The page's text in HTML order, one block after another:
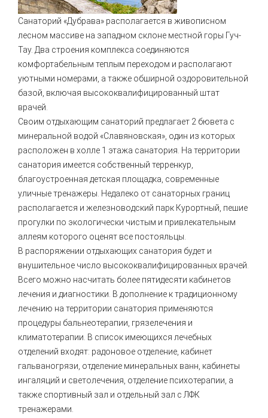
Санаторий «Дубрава» располагается в живописном
лесном массиве на западном склоне местной горы Гуч-
Тау. Два строения комплекса соединяются
комфортабельным теплым переходом и располагают
уютными номерами, а также обширной оздоровительной
базой, включая высококвалифицированный штат
врачей.
Своим отдыхающим санаторий предлагает 2 бювета с
минеральной водой «Славяновская», один из которых
расположен в холле 1 этажа санатория. На территории
санатория имеется собственный терренкур,
благоустроенная детская площадка, современные
уличные тренажеры. Недалеко от санаторных границ
располагается и железноводский парк Курортный, пешие
прогулки по экологически чистым и привлекательным
аллеям которого оценят все постояльцы.
В распоряжении отдыхающих санатория будет и
внушительное число высококвалифицированных врачей.
Всего можно насчитать более пятидесяти кабинетов
лечения и диагностики. В дополнение к традиционному
лечению на территории санатория применяются
процедуры бальнеотерапии, грязелечения и
климатотерапии. В список имеющихся лечебных
отделений входят: радоновое отделение, кабинет
гальваногрязи, отделение минеральных ванн, кабинеты
ингаляций и светолечения, отделение психотерапии, а
также спортивный зал и отдельный зал с ЛФК
тренажерами.